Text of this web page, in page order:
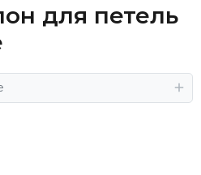
для петель